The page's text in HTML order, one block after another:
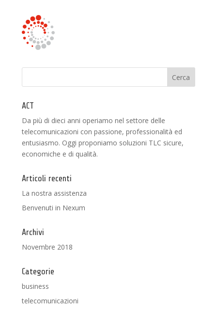
ACT
Da più di dieci anni operiamo nel settore delle
telecomunicazioni con passione, professionalità ed
entusiasmo. Oggi proponiamo soluzioni TLC sicure,
economiche e di qualità.
Articoli recenti
La nostra assistenza
Benvenuti in Nexum
Archivi
Novembre 2018
Categorie
business
telecomunicazioni